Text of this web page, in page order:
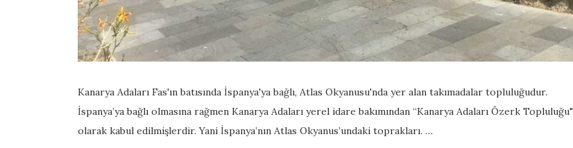
Kanarya Adaları Fas'ın batısında İspanya'ya bağlı, Atlas Okyanusu'nda yer alan takımadalar topluluğudur.
İspanya’ya bağlı olmasına rağmen Kanarya Adaları yerel idare bakımından “Kanarya Adaları Özerk Topluluğu"
olarak kabul edilmişlerdir. Yani İspanya’nın Atlas Okyanus’undaki toprakları. …